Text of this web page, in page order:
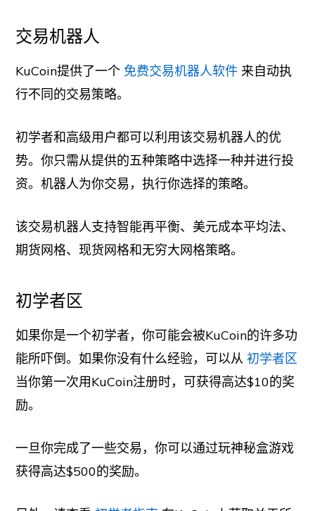
交易机器人
KuCoin提供了一个 免费交易机器人软件 来自动执
行不同的交易策略。
初学者和高级用户都可以利用该交易机器人的优
势。你只需从提供的五种策略中选择一种并进行投
资。机器人为你交易，执行你选择的策略。
该交易机器人支持智能再平衡、美元成本平均法、
期货网格、现货网格和无穷大网格策略。
初学者区
如果你是一个初学者，你可能会被KuCoin的许多功
能所吓倒。如果你没有什么经验，可以从初学者区
当你第一次用KuCoin注册时，可获得高达$10的奖
励。
一旦你完成了一些交易，你可以通过玩神秘盒游戏
获得高达$500的奖励。